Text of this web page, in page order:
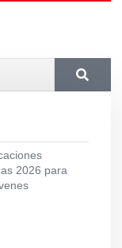
2026 para